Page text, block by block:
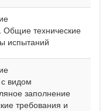
технические
испытаний
видом
заполнение
требования и